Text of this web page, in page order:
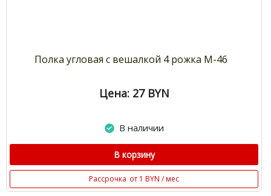
Полка угловая с вешалкой 4 рожка М-46
Цена: 27 BYN
В наличии
В корзину
Рассрочка от 1 BYN / мес